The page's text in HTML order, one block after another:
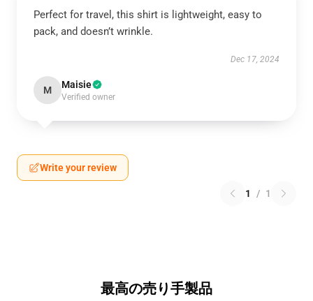
Perfect for travel, this shirt is lightweight, easy to
pack, and doesn’t wrinkle.
Dec 17, 2024
M Maisie
Verified owner
Write your review
1 / 1
最高の売り手製品